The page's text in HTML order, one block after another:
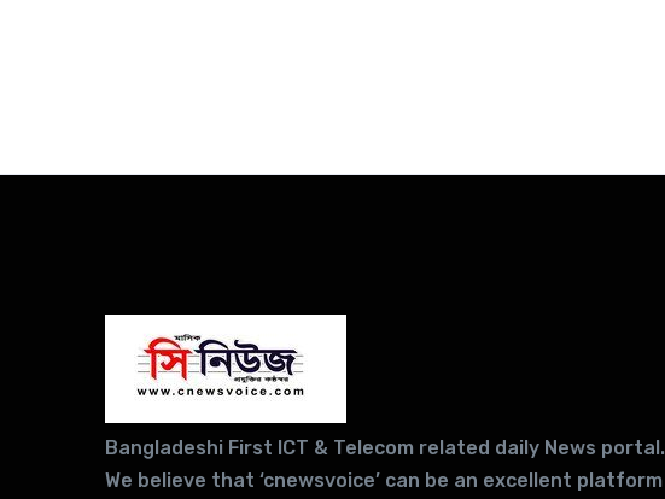
Bangladeshi First ICT & Telecom related daily News portal.
We believe that ‘cnewsvoice’ can be an excellent platform